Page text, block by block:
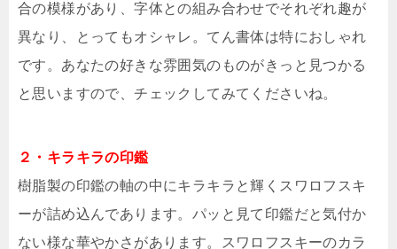
合の模様があり、字体との組み合わせでそれぞれ趣が
異なり、とってもオシャレ。てん書体は特におしゃれ
です。あなたの好きな雰囲気のものがきっと見つかる
と思いますので、チェックしてみてくださいね。
２・キラキラの印鑑
樹脂製の印鑑の軸の中にキラキラと輝くスワロフスキ
ーが詰め込んであります。パッと見て印鑑だと気付か
ない様な華やかさがあります。スワロフスキーのカラ